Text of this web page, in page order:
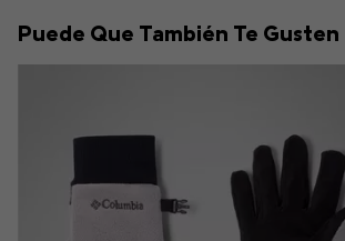
Puede Que También Te Gusten